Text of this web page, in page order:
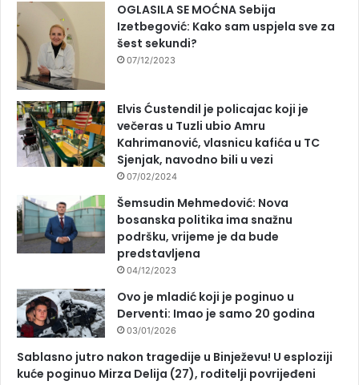
OGLASILA SE MOĆNA Sebija
Izetbegović: Kako sam uspjela sve za
šest sekundi?
07/12/2023
Elvis Ćustendil je policajac koji je
večeras u Tuzli ubio Amru
Kahrimanović, vlasnicu kafića u TC
Sjenjak, navodno bili u vezi
07/02/2024
Šemsudin Mehmedović: Nova
bosanska politika ima snažnu
podršku, vrijeme je da bude
predstavljena
04/12/2023
Ovo je mladić koji je poginuo u
Derventi: Imao je samo 20 godina
03/01/2026
Sablasno jutro nakon tragedije u Binježevu! U esploziji
kuće poginuo Mirza Delija (27), roditelji povrijeđeni